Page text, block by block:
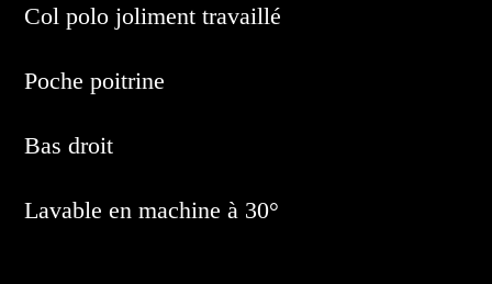
Col polo joliment travaillé
Poche poitrine
Bas droit
Lavable en machine à 30°